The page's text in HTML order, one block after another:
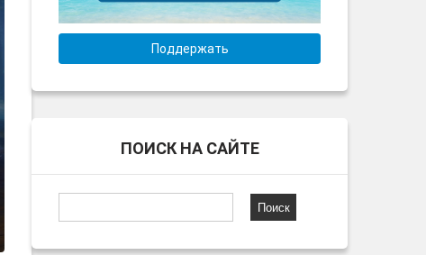
Поддержать
ПОИСК НА САЙТЕ